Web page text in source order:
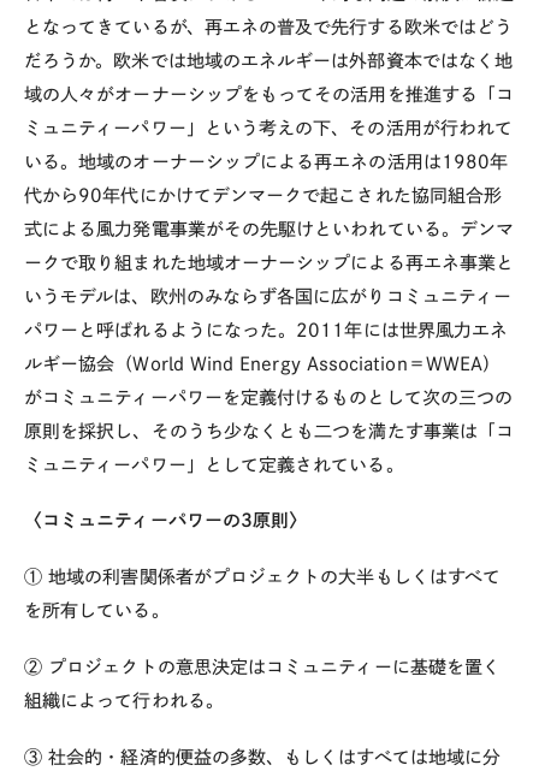
となってきているが、再エネの普及で先行する欧米ではどう
だろうか。欧米では地域のエネルギーは外部資本ではなく地
域の人々がオーナーシップをもってその活用を推進する「コ
ミュニティーパワー」という考えの下、その活用が行われて
いる。地域のオーナーシップによる再エネの活用は1980年
代から90年代にかけてデンマークで起こされた協同組合形
式による風力発電事業がその先駆けといわれている。デンマ
ークで取り組まれた地域オーナーシップによる再エネ事業と
いうモデルは、欧州のみならず各国に広がりコミュニティー
パワーと呼ばれるようになった。2011年には世界風力エネ
ルギー協会（World Wind Energy Association＝WWEA）
がコミュニティーパワーを定義付けるものとして次の三つの
原則を採択し、そのうち少なくとも二つを満たす事業は「コ
ミュニティーパワー」として定義されている。
〈コミュニティーパワーの3原則〉
① 地域の利害関係者がプロジェクトの大半もしくはすべて
を所有している。
② プロジェクトの意思決定はコミュニティーに基礎を置く
組織によって行われる。
③ 社会的・経済的便益の多数、もしくはすべては地域に分